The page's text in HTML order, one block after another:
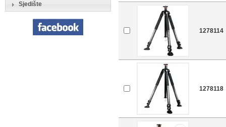
Sjedište
1278114
1278118